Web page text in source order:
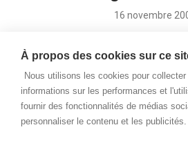
Posted
16 novembre
compilation de wallpapers.
moins de 120 fonds
Pagination
‹ 1 … 4 5
À propos des cookies sur ce
Nous utilisons les cookies pour
informations sur les performances et
fournir des fonctionnalités de médias
personnaliser le contenu et les publicités.